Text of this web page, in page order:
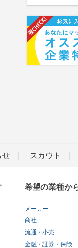
せ スカウト
希望の業種か
メーカー
商社
流通・小売
金融・証券・保険